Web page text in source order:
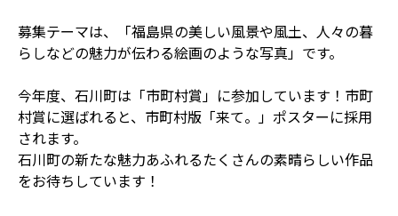
募集テーマは、「福島県の美しい風景や風土、人々の暮
らしなどの魅力が伝わる絵画のような写真」です。
今年度、石川町は「市町村賞」に参加しています！市町
村賞に選ばれると、市町村版「来て。」ポスターに採用
されます。
石川町の新たな魅力あふれるたくさんの素晴らしい作品
をお待ちしています！